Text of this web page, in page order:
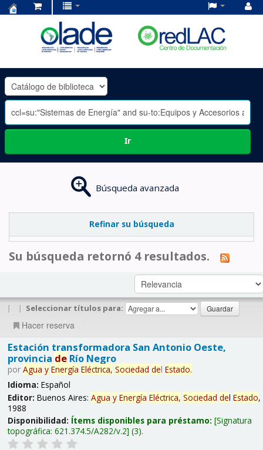
OLADE
-
Ir
Búsqueda avanzada
Refinar su búsqueda
Su búsqueda retornó 4 resultados.
| | Seleccionar títulos para:
Hacer reserva
Estación transformadora San Antonio Oeste,
provincia deRío Negro
por Agua y Energía Eléctrica, Sociedad del Estado.
Idioma: Español
Editor: Buenos Aires: Agua y Energía Eléctrica, Sociedad del Estado,
1988
Disponibilidad: Ítems disponibles para préstamo: Signatura
topográfica: 621.374.5/A282/v.2 (3).